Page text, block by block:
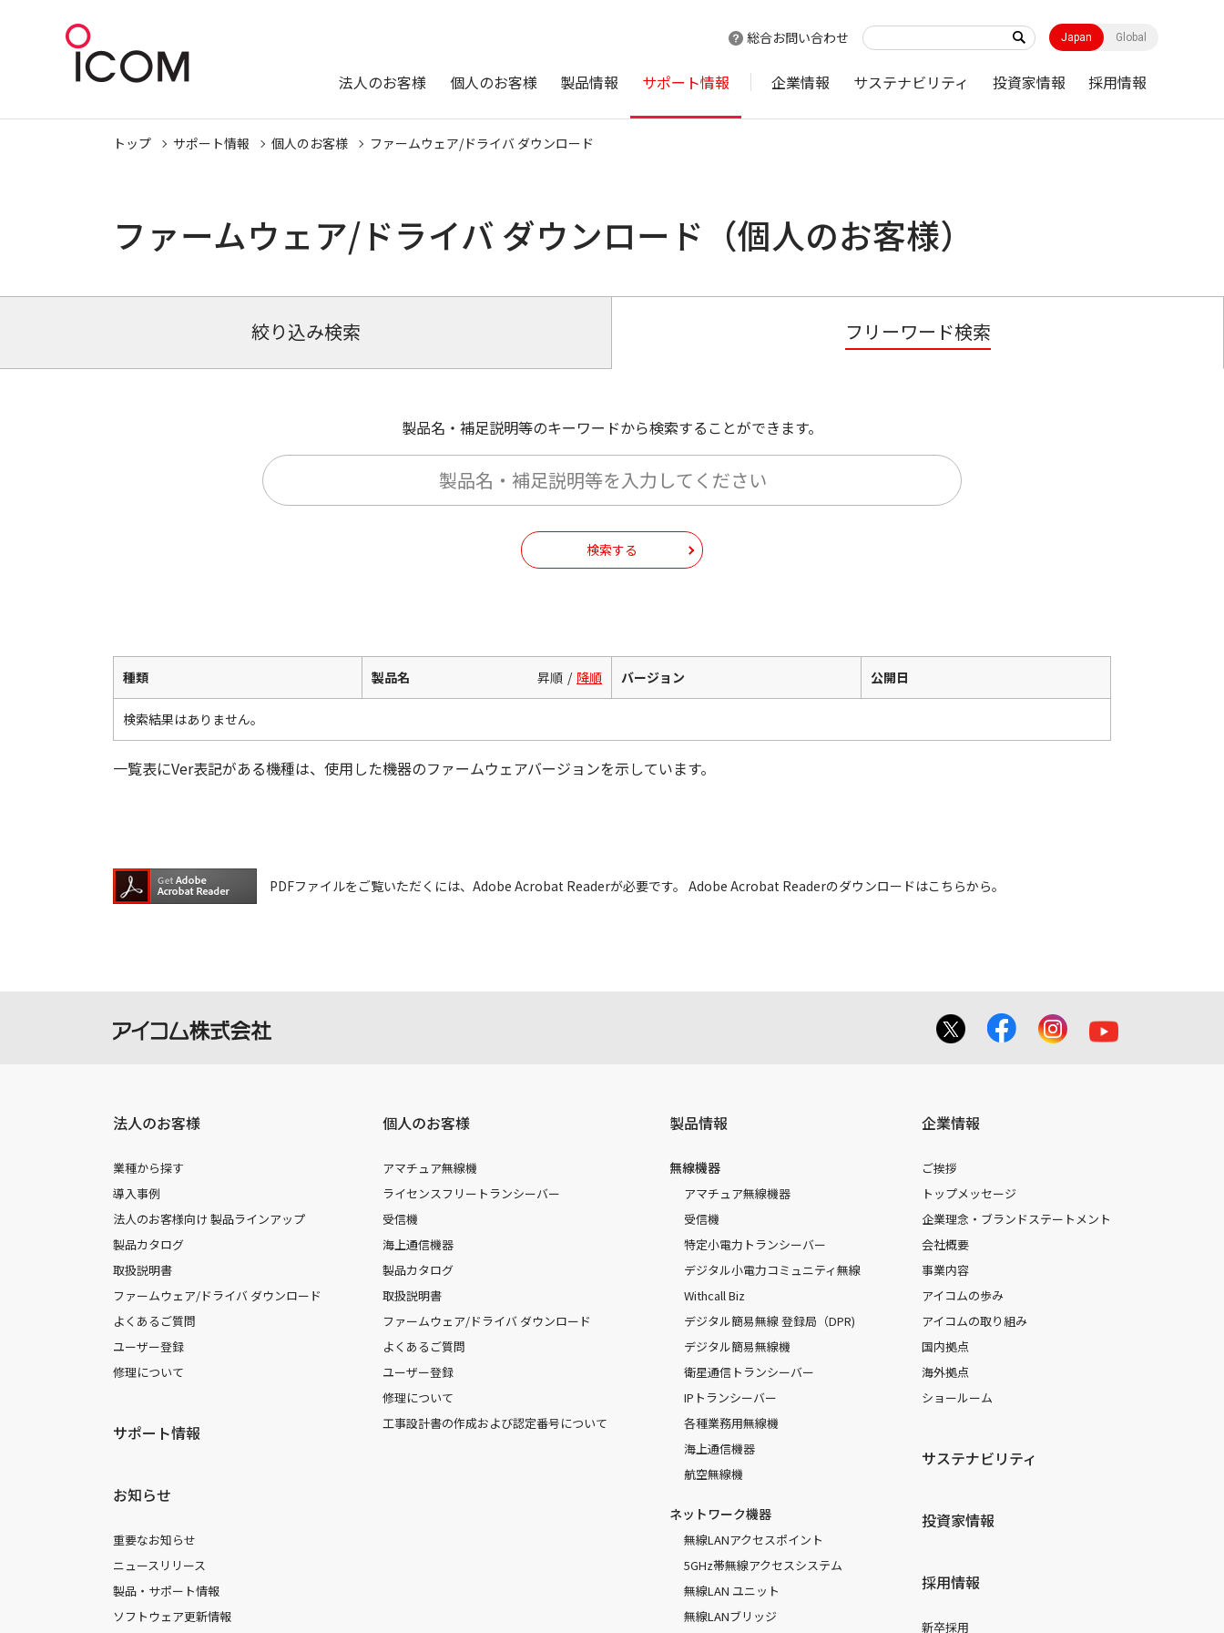
総合お問い合わせ Japan Global
法人のお客様 個人のお客様 製品情報 サポート情報 企業情報 サステナビリティ 投資家情報 採用情報
トップ サポート情報 個人のお客様 ファームウェア/ドライバ ダウンロード
ファームウェア/ドライバ ダウンロード（個人のお客様）
絞り込み検索 フリーワード検索
製品名・補足説明等のキーワードから検索することができます。
検索する
種類 製品名 昇順 降順 バージョン 公開日
検索結果はありません。
一覧表にVer表記がある機種は、使用した機器のファームウェアバージョンを示しています。
PDFファイルをご覧いただくには、Adobe Acrobat Readerが必要です。 Adobe Acrobat Readerのダウンロードはこちらから。
法人のお客様
業種から探す
導入事例
法人のお客様向け 製品ラインアップ
製品カタログ
取扱説明書
ファームウェア/ドライバ ダウンロード
よくあるご質問
ユーザー登録
修理について
サポート情報
お知らせ
重要なお知らせ
ニュースリリース
製品・サポート情報
ソフトウェア更新情報
個人のお客様
アマチュア無線機
ライセンスフリートランシーバー
受信機
海上通信機器
製品カタログ
取扱説明書
ファームウェア/ドライバ ダウンロード
よくあるご質問
ユーザー登録
修理について
工事設計書の作成および認定番号について
製品情報
無線機器
アマチュア無線機器
受信機
特定小電力トランシーバー
デジタル小電力コミュニティ無線
Withcall Biz
デジタル簡易無線 登録局（DPR)
デジタル簡易無線機
衛星通信トランシーバー
IPトランシーバー
各種業務用無線機
海上通信機器
航空無線機
ネットワーク機器
無線LANアクセスポイント
5GHz帯無線アクセスシステム
無線LAN ユニット
無線LANブリッジ
企業情報
ご挨拶
トップメッセージ
企業理念・ブランドステートメント
会社概要
事業内容
アイコムの歩み
アイコムの取り組み
国内拠点
海外拠点
ショールーム
サステナビリティ
投資家情報
採用情報
新卒採用